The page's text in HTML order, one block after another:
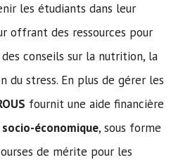
les étudiants dans leur
offrant des ressources pour
conseils sur la nutrition, la
stress. En plus de gérer les
fournit une aide financière
économique, sous forme
de mérite pour les